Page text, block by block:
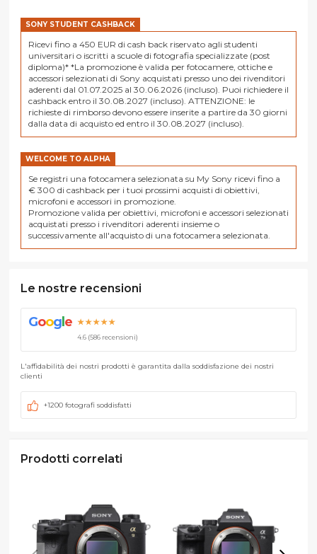
SONY STUDENT CASHBACK
Ricevi fino a 450 EUR di cash back riservato agli studenti
universitari o iscritti a scuole di fotografia specializzate (post
diploma)* *La promozione è valida per fotocamere, ottiche e
accessori selezionati di Sony acquistati presso uno dei rivenditori
aderenti dal 01.07.2025 al 30.06.2026 (incluso). Puoi richiedere il
cashback entro il 30.08.2027 (incluso). ATTENZIONE: le
richieste di rimborso devono essere inserite a partire da 30 giorni
dalla data di acquisto ed entro il 30.08.2027 (incluso).
WELCOME TO ALPHA
Se registri una fotocamera selezionata su My Sony ricevi fino a
€ 300 di cashback per i tuoi prossimi acquisti di obiettivi,
microfoni e accessori in promozione.
Promozione valida per obiettivi, microfoni e accessori selezionati
acquistati presso i rivenditori aderenti insieme o
successivamente all'acquisto di una fotocamera selezionata.
Le nostre recensioni
Goog e ★★★★★
4.6 (586 recensioni)
L'affidabilità dei nostri prodotti è garantita dalla soddisfazione dei nostri
clienti
+1200 fotografi soddisfatti
Prodotti correlati